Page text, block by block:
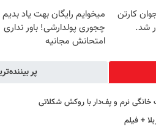
کارتن
شد.
میخوایم رایگان بهت یاد بدیم
چجوری پولدارشی! باور نداری
امتحانش مجانیه
پر
خانگی نرم و پف‌دار با روکش شکلاتی
+ فیلم